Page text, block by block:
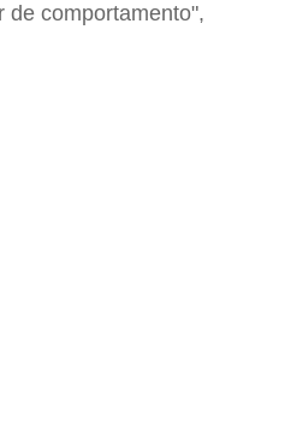
de comportamento",